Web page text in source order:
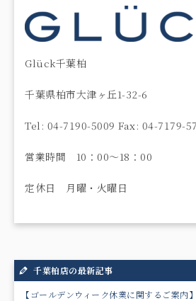
Glück千葉柏
千葉県柏市大津ヶ丘1-32-6
Tel: 04-7190-5009 Fax: 04-7179-
営業時間 10：00〜18：00
定休日 月曜・火曜日
千葉柏店の最新記事
【ゴールデンウィーク休業に関するご案内】